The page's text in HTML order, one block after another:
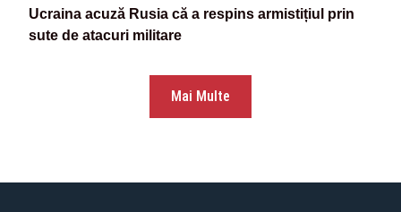
Ucraina acuză Rusia că a respins armistițiul prin
sute de atacuri militare
Mai Multe